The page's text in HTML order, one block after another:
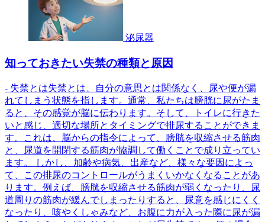
泌尿器
知っておきたい失禁の種類と原因
- 失禁とは失禁とは、自分の意思とは関係なく、尿や便が漏
れてしまう状態を指します。通常、私たちは膀胱に尿がたま
ると、その感覚が脳に伝わります。そして、トイレに行きた
いと感じ、適切な場所とタイミングで排尿することができま
す。これは、脳からの指令によって、膀胱を収縮させる筋肉
と、尿道を開閉する筋肉が協調して働くことで成り立ってい
ます。 しかし、加齢や病気、出産など、様々な要因によっ
て、この排尿のコントロールがうまくいかなくなることがあ
ります。例えば、膀胱を収縮させる筋肉が弱くなったり、尿
道周りの筋肉が緩んでしまったりすると、尿意を感じにくく
なったり、咳やくしゃみなど、お腹に力が入った際に尿が漏